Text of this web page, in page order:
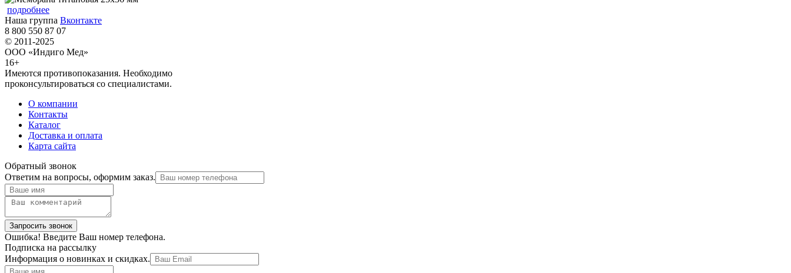
подробнее
Наша группа Вконтакте
8 800 550 87 07
© 2011-2025
ООО «Индиго Мед»
16+
Имеются противопоказания. Необходимо
проконсультироваться со специалистами.
О компании
Контакты
Каталог
Доставка и оплата
Карта сайта
Обратный звонок
Ответим на вопросы, оформим заказ.
Ошибка! Введите Ваш номер телефона.
Подписка на рассылку
Информация о новинках и скидках.